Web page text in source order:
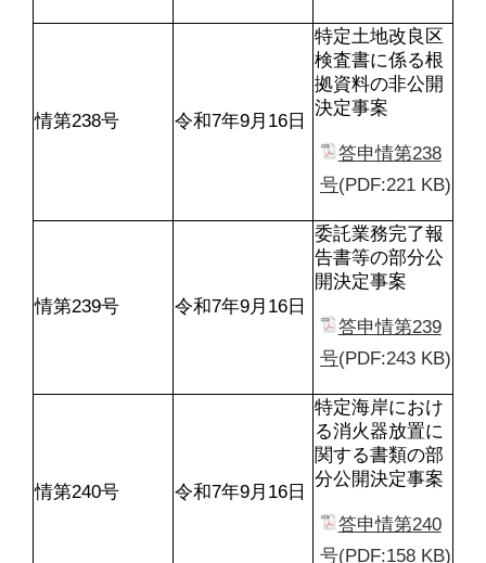
情第238号 令和7年9月16日
特定土地改良区
検査書に係る根
拠資料の非公開
決定事案
答申情第238
号(PDF:221 KB)
情第239号 令和7年9月16日
委託業務完了報
告書等の部分公
開決定事案
答申情第239
号(PDF:243 KB)
情第240号 令和7年9月16日
特定海岸におけ
る消火器放置に
関する書類の部
分公開決定事案
答申情第240
号(PDF:158 KB)